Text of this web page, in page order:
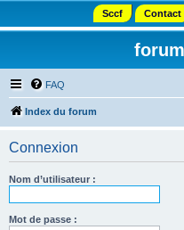
Sccf Contact
FAQ
Index du forum
Connexion
Nom d’utilisateur :
Mot de passe :